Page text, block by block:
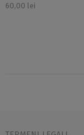
60,00 lei